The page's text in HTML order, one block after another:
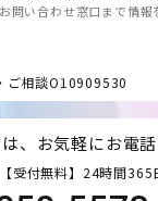
問い合わせ窓口まで情報
ご相談O10909530
は、お気軽にお電
【受付無料】24時間365